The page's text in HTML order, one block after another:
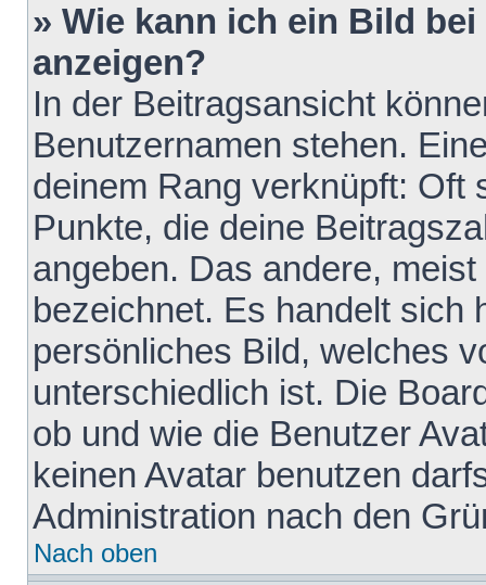
» Wie kann ich ein Bild
anzeigen?
In der Beitragsansicht
Benutzernamen stehen.
deinem Rang verknüpft: Oft
Punkte, die deine
angeben. Das andere,
bezeichnet. Es handelt sich
persönliches Bild, welches
unterschiedlich ist. Die
ob und wie die Benutzer
keinen Avatar benutzen
Administration nach den
Nach oben